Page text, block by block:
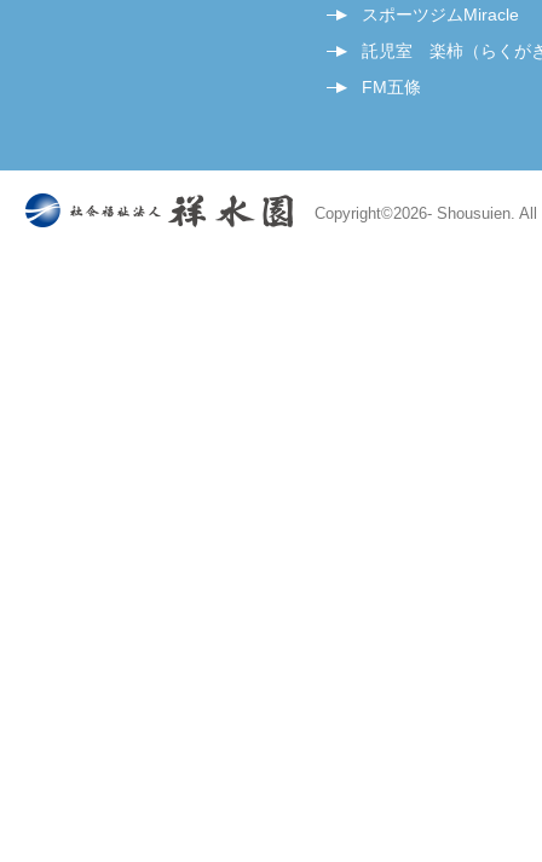
スポーツジムMiracle
託児室 楽柿（らくが
FM五條
Copyright©2026- Shousuien.